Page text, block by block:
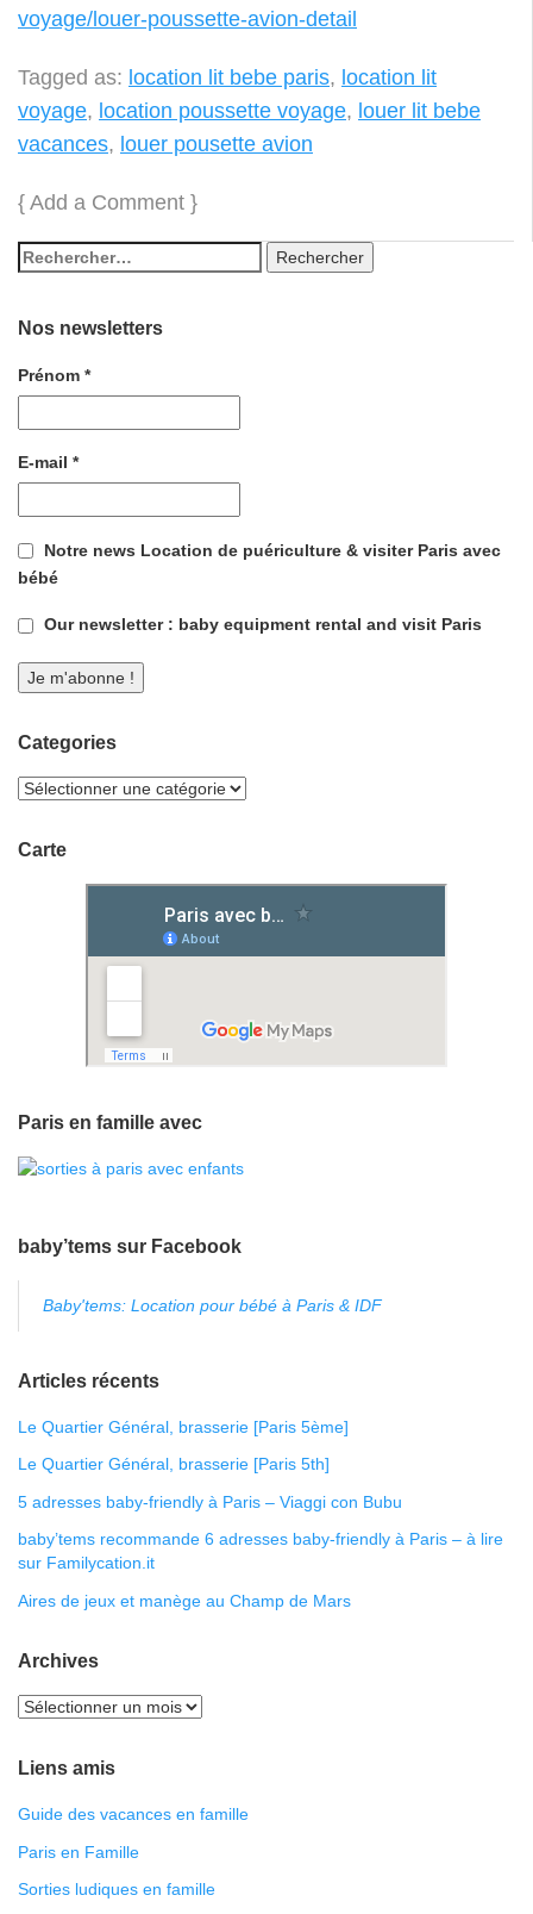
voyage/louer-poussette-avion-detail
Tagged as: location lit bebe paris, location lit
voyage, location poussette voyage, louer lit bebe
vacances, louer pousette avion
{ Add a Comment }
Nos newsletters
Prénom *
E-mail *
Notre news Location de puériculture & visiter Paris avec
bébé
Our newsletter : baby equipment rental and visit Paris
Categories
Carte
Paris en famille avec
baby’tems sur Facebook
Baby'tems: Location pour bébé à Paris & IDF
Articles récents
Le Quartier Général, brasserie [Paris 5ème]
Le Quartier Général, brasserie [Paris 5th]
5 adresses baby-friendly à Paris – Viaggi con Bubu
baby’tems recommande 6 adresses baby-friendly à Paris – à lire
sur Familycation.it
Aires de jeux et manège au Champ de Mars
Archives
Liens amis
Guide des vacances en famille
Paris en Famille
Sorties ludiques en famille